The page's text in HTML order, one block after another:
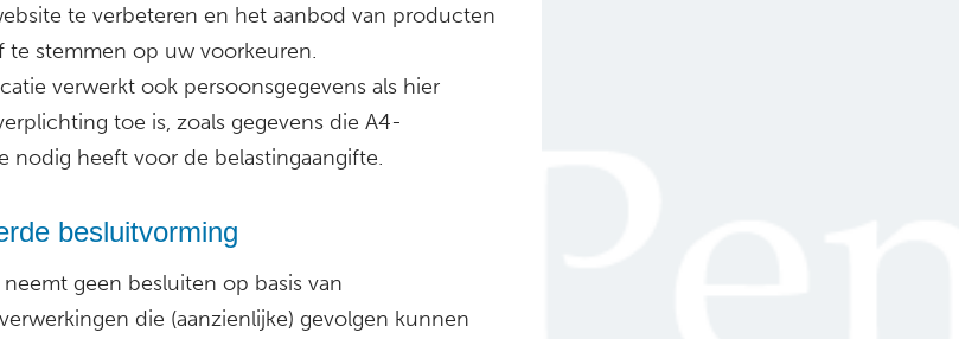
te verbeteren en het aanbod van producten
te stemmen op uw voorkeuren.
verwerkt ook persoonsgegevens als hier
toe is, zoals gegevens die A4-
nodig heeft voor de belastingaangifte.
besluitvorming
geen besluiten op basis van
die (aanzienlijke) gevolgen kunnen